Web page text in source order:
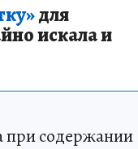
для
искала и
при содержании